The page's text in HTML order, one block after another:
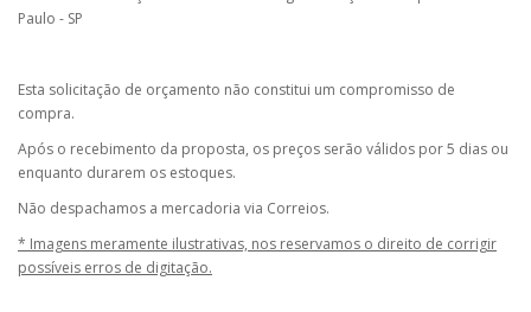
Paulo - SP
Esta solicitação de orçamento não constitui um compromisso de
compra.
Após o recebimento da proposta, os preços serão válidos por 5 dias ou
enquanto durarem os estoques.
Não despachamos a mercadoria via Correios.
* Imagens meramente ilustrativas, nos reservamos o direito de corrigir
possíveis erros de digitação.